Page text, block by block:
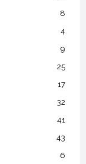
8
4
9
25
17
32
41
43
6